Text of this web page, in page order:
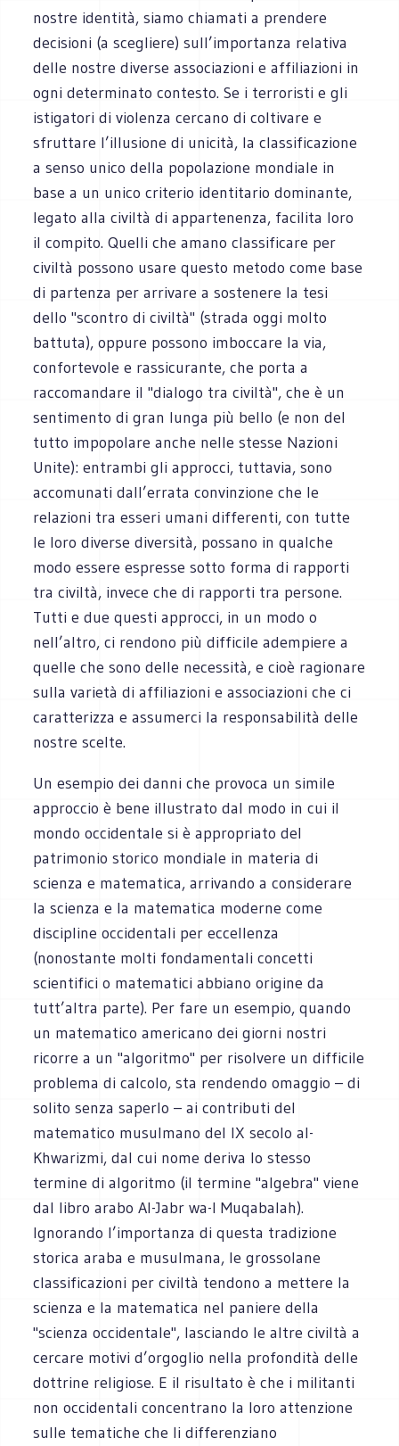
nostre identità, siamo chiamati a prendere
decisioni (a scegliere) sull’importanza relativa
delle nostre diverse associazioni e affiliazioni in
ogni determinato contesto. Se i terroristi e gli
istigatori di violenza cercano di coltivare e
sfruttare l’illusione di unicità, la classificazione
a senso unico della popolazione mondiale in
base a un unico criterio identitario dominante,
legato alla civiltà di appartenenza, facilita loro
il compito. Quelli che amano classificare per
civiltà possono usare questo metodo come base
di partenza per arrivare a sostenere la tesi
dello "scontro di civiltà" (strada oggi molto
battuta), oppure possono imboccare la via,
confortevole e rassicurante, che porta a
raccomandare il "dialogo tra civiltà", che è un
sentimento di gran lunga più bello (e non del
tutto impopolare anche nelle stesse Nazioni
Unite): entrambi gli approcci, tuttavia, sono
accomunati dall’errata convinzione che le
relazioni tra esseri umani differenti, con tutte
le loro diverse diversità, possano in qualche
modo essere espresse sotto forma di rapporti
tra civiltà, invece che di rapporti tra persone.
Tutti e due questi approcci, in un modo o
nell’altro, ci rendono più difficile adempiere a
quelle che sono delle necessità, e cioè ragionare
sulla varietà di affiliazioni e associazioni che ci
caratterizza e assumerci la responsabilità delle
nostre scelte.
Un esempio dei danni che provoca un simile
approccio è bene illustrato dal modo in cui il
mondo occidentale si è appropriato del
patrimonio storico mondiale in materia di
scienza e matematica, arrivando a considerare
la scienza e la matematica moderne come
discipline occidentali per eccellenza
(nonostante molti fondamentali concetti
scientifici o matematici abbiano origine da
tutt’altra parte). Per fare un esempio, quando
un matematico americano dei giorni nostri
ricorre a un "algoritmo" per risolvere un difficile
problema di calcolo, sta rendendo omaggio – di
solito senza saperlo – ai contributi del
matematico musulmano del IX secolo al-
Khwarizmi, dal cui nome deriva lo stesso
termine di algoritmo (il termine "algebra" viene
dal libro arabo Al-Jabr wa-l Muqabalah).
Ignorando l’importanza di questa tradizione
storica araba e musulmana, le grossolane
classificazioni per civiltà tendono a mettere la
scienza e la matematica nel paniere della
"scienza occidentale", lasciando le altre civiltà a
cercare motivi d’orgoglio nella profondità delle
dottrine religiose. E il risultato è che i militanti
non occidentali concentrano la loro attenzione
sulle tematiche che li differenziano